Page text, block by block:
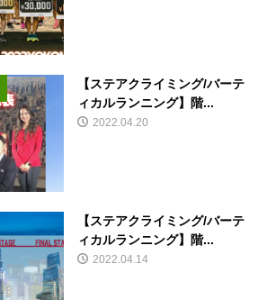
【ステアクライミング/バーテ
ィカルランニング】階...
2022.04.20
【ステアクライミング/バーテ
ィカルランニング】階...
2022.04.14